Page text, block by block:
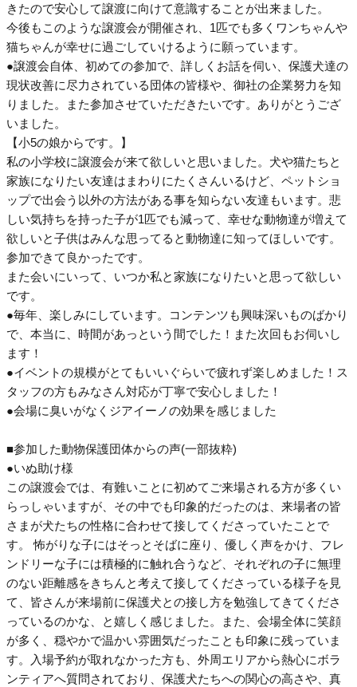
きたので安心して譲渡に向けて意識することが出来ました。
今後もこのような譲渡会が開催され、1匹でも多くワンちゃんや
猫ちゃんが幸せに過ごしていけるように願っています。
●譲渡会自体、初めての参加で、詳しくお話を伺い、保護犬達の
現状改善に尽力されている団体の皆様や、御社の企業努力を知
りました。また参加させていただきたいです。ありがとうござ
いました。
【小5の娘からです。】
私の小学校に譲渡会が来て欲しいと思いました。犬や猫たちと
家族になりたい友達はまわりにたくさんいるけど、ペットショ
ップで出会う以外の方法がある事を知らない友達もいます。悲
しい気持ちを持った子が1匹でも減って、幸せな動物達が増えて
欲しいと子供はみんな思ってると動物達に知ってほしいです。
参加できて良かったです。
また会いにいって、いつか私と家族になりたいと思って欲しい
です。
●毎年、楽しみにしています。コンテンツも興味深いものばかり
で、本当に、時間があっという間でした！また次回もお伺いし
ます！
●イベントの規模がとてもいいぐらいで疲れず楽しめました！ス
タッフの方もみなさん対応が丁寧で安心しました！
●会場に臭いがなくジアイーノの効果を感じました
■参加した動物保護団体からの声(一部抜粋)
●いぬ助け様
この譲渡会では、有難いことに初めてご来場される方が多くい
らっしゃいますが、その中でも印象的だったのは、来場者の皆
さまが犬たちの性格に合わせて接してくださっていたことで
す。 怖がりな子にはそっとそばに座り、優しく声をかけ、フレ
ンドリーな子には積極的に触れ合うなど、それぞれの子に無理
のない距離感をきちんと考えて接してくださっている様子を見
て、皆さんが来場前に保護犬との接し方を勉強してきてくださ
っているのかな、と嬉しく感じました。また、会場全体に笑顔
が多く、穏やかで温かい雰囲気だったことも印象に残っていま
す。入場予約が取れなかった方も、外周エリアから熱心にボラ
ンティアへ質問されており、保護犬たちへの関心の高さや、真